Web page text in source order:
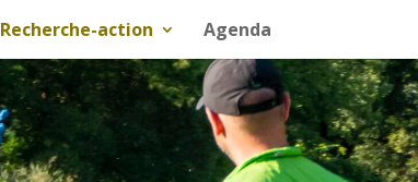
Recherche-action Agenda